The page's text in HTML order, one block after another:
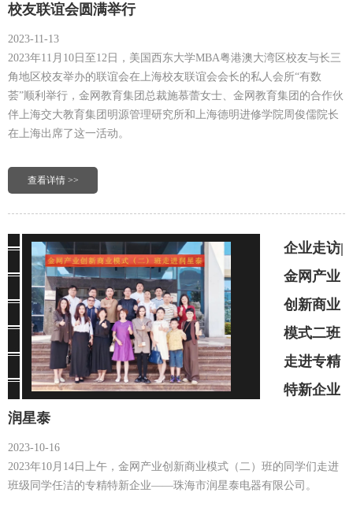
校友联谊会圆满举行
2023-11-13
2023年11月10日至12日，美国西东大学MBA粤港澳大湾区校友与长三
角地区校友举办的联谊会在上海校友联谊会会长的私人会所“有数
荟”顺利举行，金网教育集团总裁施慕蕾女士、金网教育集团的合作伙
伴上海交大教育集团明源管理研究所和上海德明进修学院周俊儒院长
在上海出席了这一活动。
查看详情 >>
企业走访|
金网产业
创新商业
模式二班
走进专精
特新企业
润星泰
2023-10-16
2023年10月14日上午，金网产业创新商业模式（二）班的同学们走进
班级同学任洁的专精特新企业——珠海市润星泰电器有限公司。